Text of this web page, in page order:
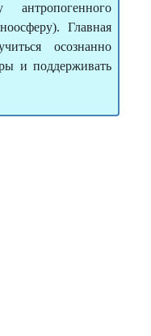
антропогенного
Главная
осознанно
и поддерживать